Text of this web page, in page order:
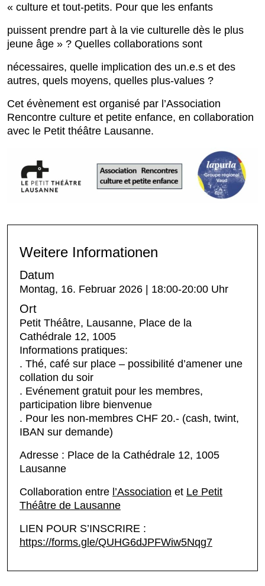
« culture et tout-petits. Pour que les enfants
puissent prendre part à la vie culturelle dès le plus
jeune âge » ? Quelles collaborations sont
nécessaires, quelle implication des un.e.s et des
autres, quels moyens, quelles plus-values ?
Cet évènement est organisé par l’Association
Rencontre culture et petite enfance, en collaboration
avec le Petit théâtre Lausanne.
Weitere Informationen
Datum
Montag, 16. Februar 2026 | 18:00-20:00 Uhr
Ort
Petit Théâtre, Lausanne, Place de la
Cathédrale 12, 1005
Informations pratiques:
. Thé, café sur place – possibilité d’amener une
collation du soir
. Evénement gratuit pour les membres,
participation libre bienvenue
. Pour les non-membres CHF 20.- (cash, twint,
IBAN sur demande)
Adresse : Place de la Cathédrale 12, 1005
Lausanne
Collaboration entre l’Association et Le Petit
Théâtre de Lausanne
LIEN POUR S’INSCRIRE :
https://forms.gle/QUHG6dJPFWiw5Nqg7